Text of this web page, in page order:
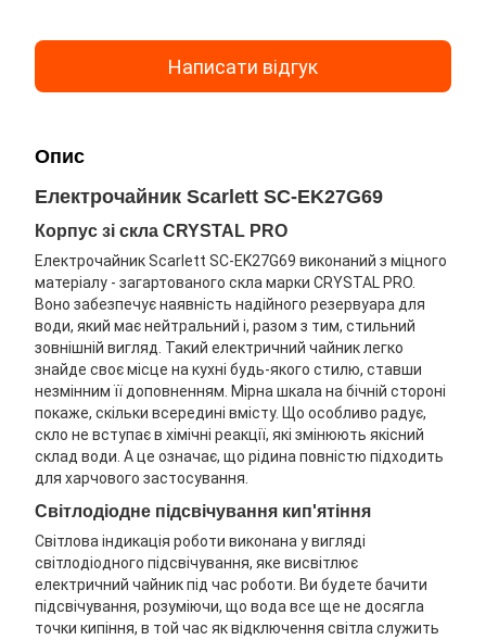
Написати відгук
Опис
Електрочайник Scarlett SC-EK27G69
Корпус зі скла CRYSTAL PRO
Електрочайник Scarlett SC-EK27G69 виконаний з міцного
матеріалу - загартованого скла марки CRYSTAL PRO.
Воно забезпечує наявність надійного резервуара для
води, який має нейтральний і, разом з тим, стильний
зовнішній вигляд. Такий електричний чайник легко
знайде своє місце на кухні будь-якого стилю, ставши
незмінним її доповненням. Мірна шкала на бічній стороні
покаже, скільки всередині вмісту. Що особливо радує,
скло не вступає в хімічні реакції, які змінюють якісний
склад води. А це означає, що рідина повністю підходить
для харчового застосування.
Світлодіодне підсвічування кип'ятіння
Світлова індикація роботи виконана у вигляді
світлодіодного підсвічування, яке висвітлює
електричний чайник під час роботи. Ви будете бачити
підсвічування, розуміючи, що вода все ще не досягла
точки кипіння, в той час як відключення світла служить